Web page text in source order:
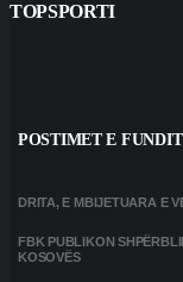
TOPSPORTI
POSTIMET E FUNDIT
DRITA, E MBIJETUARA E
FBK PUBLIKON
KOSOVËS